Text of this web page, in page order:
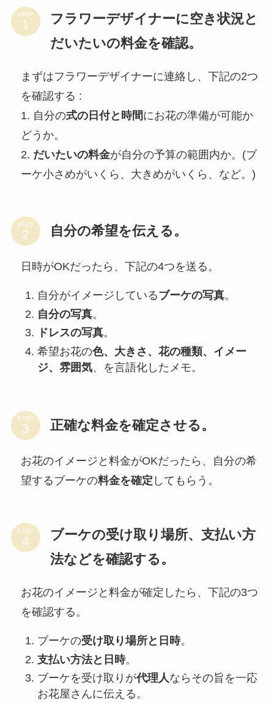
STEP
フラワーデザイナーに空き状況と
だいたいの料金を確認。
まずはフラワーデザイナーに連絡し、下記の2つ
を確認する :
1. 自分の式の日付と時間にお花の準備が可能か
どうか。
2. だいたいの料金が自分の予算の範囲内か。(ブ
ーケ小さめがいくら、大きめがいくら、など。)
STEP 自分の希望を伝える。
日時がOKだったら、下記の4つを送る。
自分がイメージしているブーケの写真。
自分の写真。
ドレスの写真。
希望お花の色、大きさ、花の種類、イメー
ジ、雰囲気、を言語化したメモ。
STEP 正確な料金を確定させる。
お花のイメージと料金がOKだったら、自分の希
望するブーケの料金を確定 してもらう。
STEP
ブーケの受け取り場所、支払い方
法などを確認する。
お花のイメージと料金が確定したら、下記の3つ
を確認する。
ブーケの受け取り場所と日時。
支払い方法と日時。
ブーケを受け取りが代理人ならその旨を一応
お花屋さんに伝える。